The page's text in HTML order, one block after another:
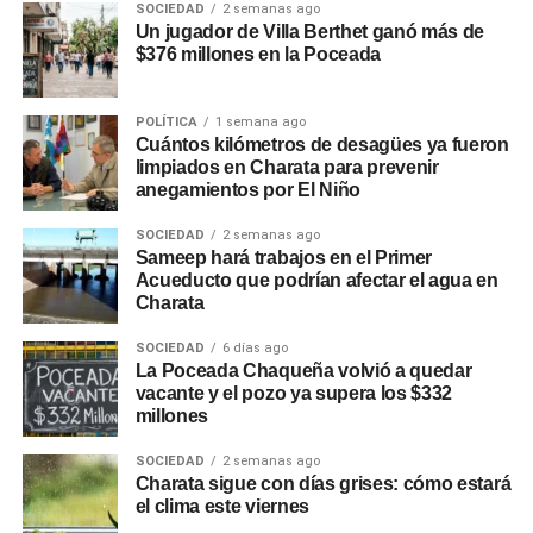
SOCIEDAD 2 semanas ago
Un jugador de Villa Berthet ganó más de
$376 millones en la Poceada
POLÍTICA 1 semana ago
Cuántos kilómetros de desagües ya fueron
limpiados en Charata para prevenir
anegamientos por El Niño
SOCIEDAD 2 semanas ago
Sameep hará trabajos en el Primer
Acueducto que podrían afectar el agua en
Charata
SOCIEDAD 6 días ago
La Poceada Chaqueña volvió a quedar
vacante y el pozo ya supera los $332
millones
SOCIEDAD 2 semanas ago
Charata sigue con días grises: cómo estará
el clima este viernes